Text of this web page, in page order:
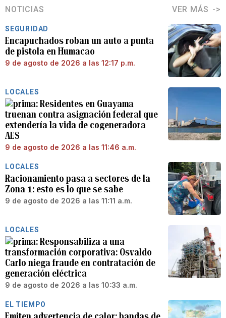
NOTICIAS VER MÁS
SEGURIDAD
Encapuchados roban un auto a punta
de pistola en Humacao
9 de agosto de 2026 a las 12:17 p.m.
LOCALES
Residentes en Guayama
truenan contra asignación federal que
extendería la vida de cogeneradora
AES
9 de agosto de 2026 a las 11:46 a.m.
LOCALES
Racionamiento pasa a sectores de la
Zona 1: esto es lo que se sabe
9 de agosto de 2026 a las 11:11 a.m.
LOCALES
Responsabiliza a una
transformación corporativa: Osvaldo
Carlo niega fraude en contratación de
generación eléctrica
9 de agosto de 2026 a las 10:33 a.m.
EL TIEMPO